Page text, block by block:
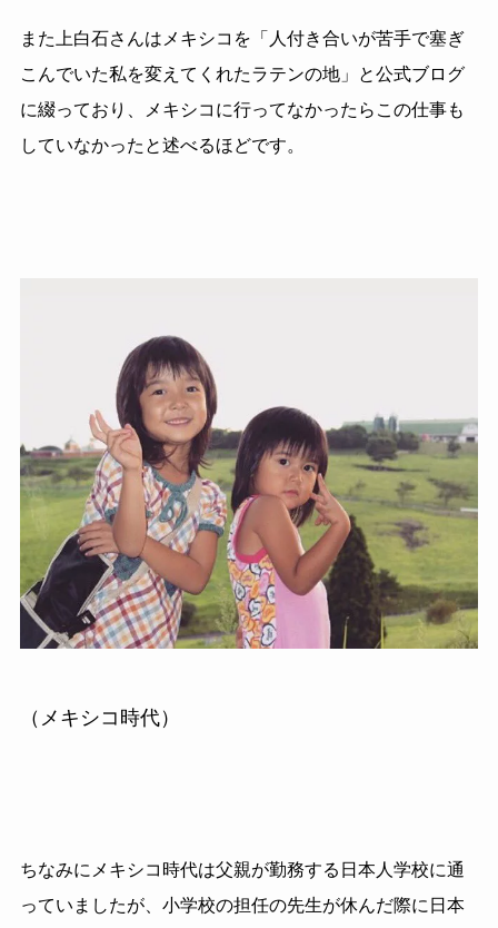
また上白石さんはメキシコを「人付き合いが苦手で塞ぎ
こんでいた私を変えてくれたラテンの地」と公式ブログ
に綴っており、メキシコに行ってなかったらこの仕事も
していなかったと述べるほどです。
（メキシコ時代）
ちなみにメキシコ時代は父親が勤務する日本人学校に通
っていましたが、小学校の担任の先生が休んだ際に日本